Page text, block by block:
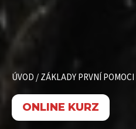
ÚVOD/ZÁKLADY PRVNÍ POMOCI
ONLINE KURZ